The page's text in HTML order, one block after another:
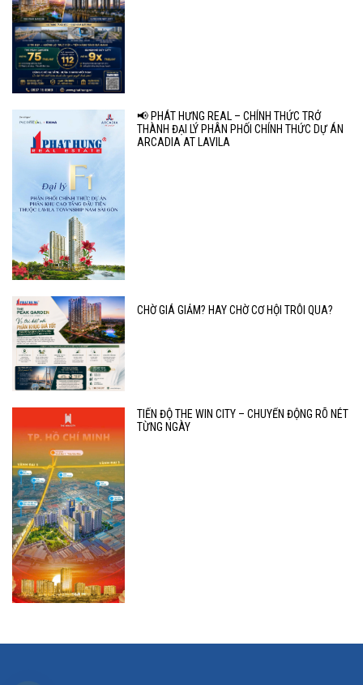
📢 PHÁT HƯNG REAL – CHÍNH THỨC TRỞ
THÀNH ĐẠI LÝ PHÂN PHỐI CHÍNH THỨC DỰ ÁN
ARCADIA AT LAVILA
CHỜ GIÁ GIẢM? HAY CHỜ CƠ HỘI TRÔI QUA?
TIẾN ĐỘ THE WIN CITY – CHUYỂN ĐỘNG RÕ NÉT
TỪNG NGÀY